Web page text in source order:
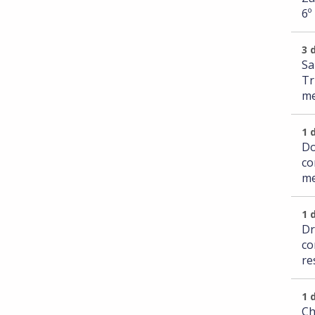
3
1
1
1